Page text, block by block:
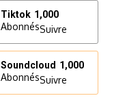
Tiktok 1,000
AbonnésSuivre
Soundcloud 1,000
AbonnésSuivre